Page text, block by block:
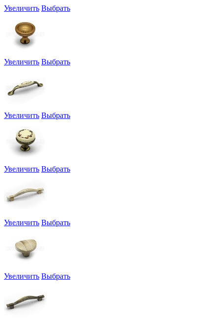
Увеличить Выбрать
Увеличить Выбрать
Увеличить Выбрать
Увеличить Выбрать
Увеличить Выбрать
Увеличить Выбрать